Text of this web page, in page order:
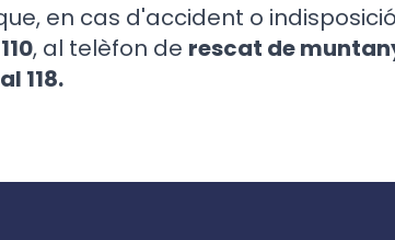
en cas d'accident o
, al telèfon de rescat de
118.